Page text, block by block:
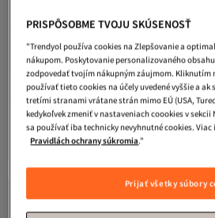
giyimmasalı
Midi šaty z tylovej
tkaniny s výstrihom do V –
TYRKYSOVÉ
4.7 ( 41)
Doručenie zdarma
By
šaty
PRISPÔSOBME TVOJU SKÚSENOSŤ
"Trendyol používa cookies na Zlepšovanie a
nákupom. Poskytovanie personalizovaného
zodpovedať tvojím nákupným záujmom. Kliknutím
používať tieto cookies na účely uvedené vyššie a
tretími stranami vrátane strán mimo EÚ (USA,
kedykoľvek zmeniť v nastaveniach coookies v
sa používať iba technicky nevyhnutné cookies.
Pravidlách ochrany súkromia."
Prijať všetky súbory